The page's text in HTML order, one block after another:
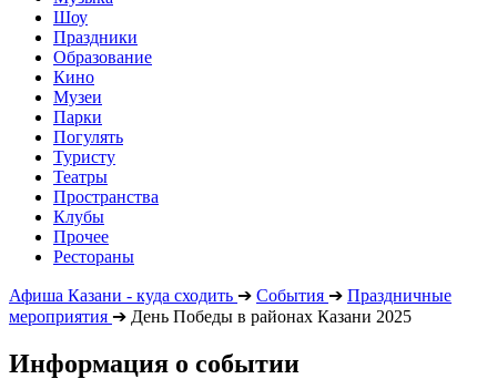
Шоу
Праздники
Образование
Кино
Музеи
Парки
Погулять
Туристу
Театры
Пространства
Клубы
Прочее
Рестораны
Афиша Казани - куда сходить ➔ События ➔ Праздничные
мероприятия ➔ День Победы в районах Казани 2025
Информация о событии